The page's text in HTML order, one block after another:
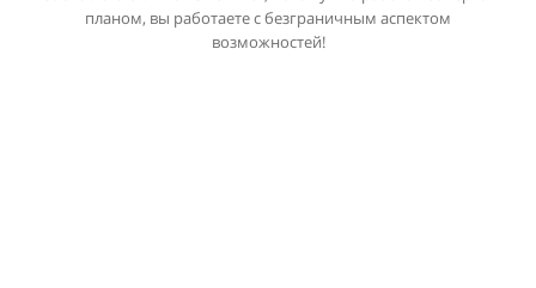
21
19 19
планом, вы работаете с безграничным аспектом
возможностей!